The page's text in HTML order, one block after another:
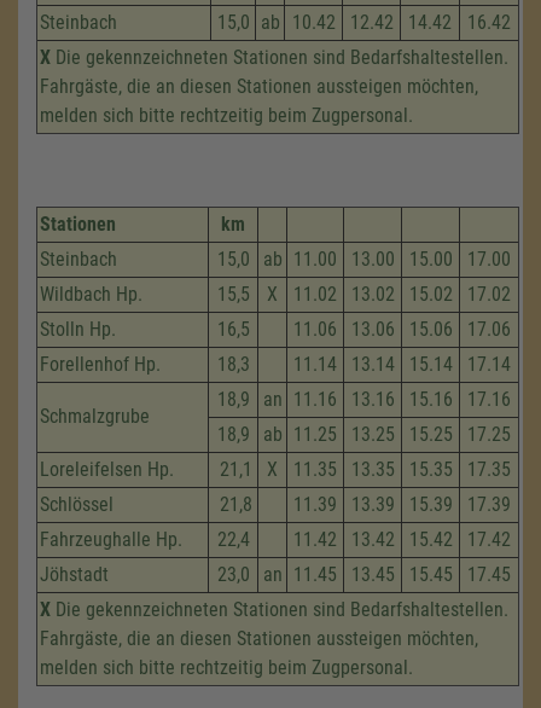
Steinbach
15,0 ab 10.42 12.42 14.42
16.42
X Die gekennzeichneten Stationen sind Bedarfshaltestellen.
Fahrgäste, die an diesen Stationen aussteigen möchten,
melden sich bitte rechtzeitig beim Zugpersonal.
Stationen
km
Steinbach
15,0 ab 11.00 13.00 15.00
17.00
Wildbach Hp.
15,5 X 11.02 13.02 15.02
17.02
Stolln Hp.
16,5 11.06 13.06 15.06
17.06
Forellenhof Hp.
18,3 11.14 13.14 15.14 17.14
Schmalzgrube
18,9 an 11.16 13.16 15.16
17.16
18,9
ab 11.25 13.25 15.25
17.25
Loreleifelsen Hp.
21,1 X 11.35 13.35 15.35
17.35
Schlössel
21,8 11.39 13.39 15.39
17.39
Fahrzeug­halle Hp.
22,4 11.42 13.42 15.42
17.42
Jöhstadt
23,0 an 11.45 13.45 15.45
17.45
X Die gekennzeichneten Stationen sind Bedarfshaltestellen.
Fahrgäste, die an diesen Stationen aussteigen möchten,
melden sich bitte rechtzeitig beim Zugpersonal.